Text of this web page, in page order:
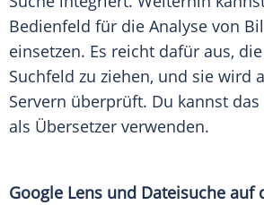
Bedienfeld für die Analyse von
einsetzen. Es reicht dafür aus,
Suchfeld zu ziehen, und sie wird
Servern überprüft. Du kannst
als Übersetzer verwenden.
Google Lens und Dateisuche auf